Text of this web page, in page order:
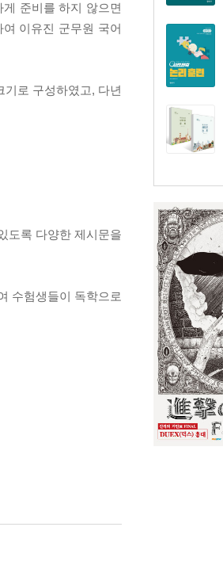
준비를 하지 않으면
이유진 군무원 국어
로 구성하였고, 다년
도록 다양한 제시문을
수험생들이 독학으로